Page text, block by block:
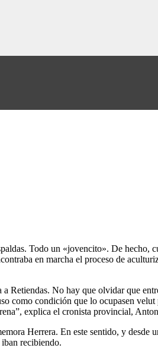
Todo un «jovencito». De hecho,
en marcha el proceso de
Retiendas. No hay que olvidar que
como condición que lo ocupasen
explica el cronista provincial,
Herrera. En este sentido, y desde
recibiendo.